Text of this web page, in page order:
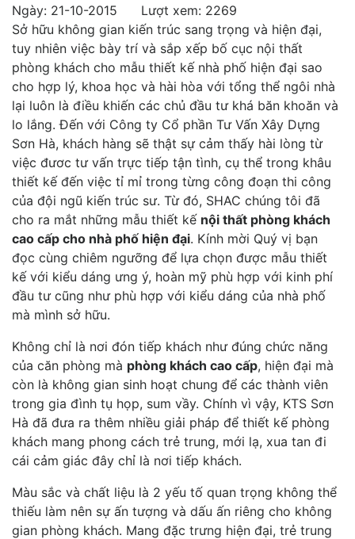
Ngày: 21-10-2015 Lượt xem: 2269
Sở hữu không gian kiến trúc sang trọng và hiện đại,
tuy nhiên việc bày trí và sắp xếp bố cục nội thất
phòng khách cho mẫu thiết kế nhà phố hiện đại sao
cho hợp lý, khoa học và hài hòa với tổng thể ngôi nhà
lại luôn là điều khiến các chủ đầu tư khá băn khoăn và
lo lắng. Đến với Công ty Cổ phần Tư Vấn Xây Dựng
Sơn Hà, khách hàng sẽ thật sự cảm thấy hài lòng từ
việc đươc tư vấn trực tiếp tận tình, cụ thể trong khâu
thiết kế đến việc tỉ mỉ trong từng công đoạn thi công
của đội ngũ kiến trúc sư. Từ đó, SHAC chúng tôi đã
cho ra mắt những mẫu thiết kế nội thất phòng khách
cao cấp cho nhà phố hiện đại. Kính mời Quý vị bạn
đọc cùng chiêm ngưỡng để lựa chọn được mẫu thiết
kế với kiểu dáng ưng ý, hoàn mỹ phù hợp với kinh phí
đầu tư cũng như phù hợp với kiểu dáng của nhà phố
mà mình sở hữu.
Không chỉ là nơi đón tiếp khách như đúng chức năng
của căn phòng mà phòng khách cao cấp, hiện đại mà
còn là không gian sinh hoạt chung để các thành viên
trong gia đình tụ họp, sum vầy. Chính vì vậy, KTS Sơn
Hà đã đưa ra thêm nhiều giải pháp để thiết kế phòng
khách mang phong cách trẻ trung, mới lạ, xua tan đi
cái cảm giác đây chỉ là nơi tiếp khách.
Màu sắc và chất liệu là 2 yếu tố quan trọng không thể
thiếu làm nên sự ấn tượng và dấu ấn riêng cho không
gian phòng khách. Mang đặc trưng hiện đại, trẻ trung